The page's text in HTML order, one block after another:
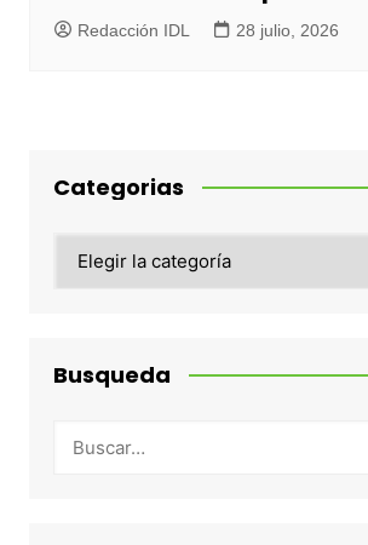
Redacción IDL 28 julio, 2026
Categorias
Busqueda